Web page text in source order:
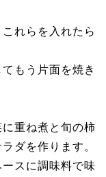
れらを入れたら
もう片面を焼き
重ね煮と旬の柿
ダを作ります。
スに調味料で味